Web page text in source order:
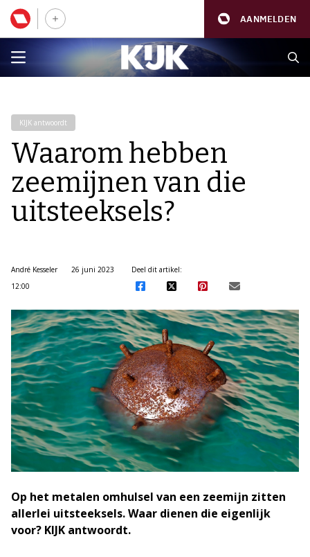
AANMELDEN
KIJK antwoordt
Waarom hebben
zeemijnen van die
uitsteeksels?
André Kesseler
26 juni 2023
12:00
Deel dit artikel:
Op het metalen omhulsel van een zeemijn zitten
allerlei uitsteeksels. Waar dienen die eigenlijk
voor? KIJK antwoordt.